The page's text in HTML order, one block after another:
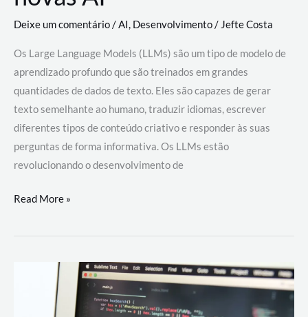
Deixe um comentário/AI, Desenvolvimento/ Jefte Costa
Os Large Language Models (LLMs) são um tipo de modelo de
aprendizado profundo que são treinados em grandes
quantidades de dados de texto. Eles são capazes de gerar
texto semelhante ao humano, traduzir idiomas, escrever
diferentes tipos de conteúdo criativo e responder às suas
perguntas de forma informativa. Os LLMs estão
revolucionando o desenvolvimento de
Large
Models
Read More »